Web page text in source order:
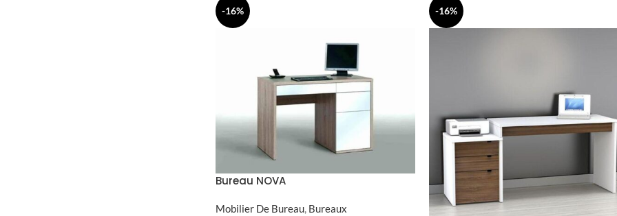
-16%
Bureau NOVA
Mobilier De Bureau, Bureaux
-16%